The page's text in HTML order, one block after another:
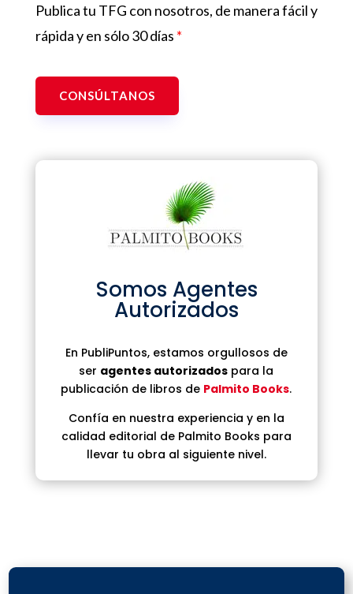
Publica tu TFG con nosotros, de manera fácil y
rápida y en sólo 30 días *
CONSÚLTANOS
Somos Agentes
Autorizados
En PubliPuntos, estamos orgullosos de
ser agentes autorizados para la
publicación de libros de Palmito Books.
Confía en nuestra experiencia y en la
calidad editorial de Palmito Books para
llevar tu obra al siguiente nivel.